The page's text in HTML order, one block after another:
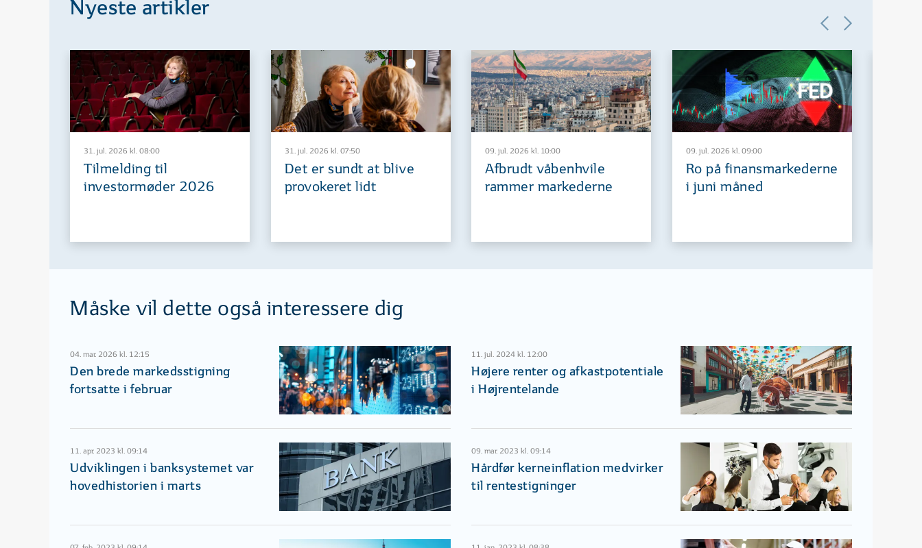
Nyeste artikler
31. jul. 2026 kl. 08:00
Tilmelding til
investormøder 2026
31. jul. 2026 kl. 07:50
Det er sundt at blive
provokeret lidt
09. jul. 2026 kl. 10:00
Afbrudt våbenhvile
rammer markederne
09. jul. 2026 kl. 09:00
Ro på finansmarkederne
i juni måned
Måske vil dette også interessere dig
04. mar. 2026 kl. 12:15
Den brede markedsstigning
fortsatte i februar
11. jul. 2024 kl. 12:00
Højere renter og afkastpotentiale
i Højrentelande
11. apr. 2023 kl. 09:14
Udviklingen i banksystemet var
hovedhistorien i marts
09. mar. 2023 kl. 09:14
Hårdfør kerneinflation medvirker
til rentestigninger